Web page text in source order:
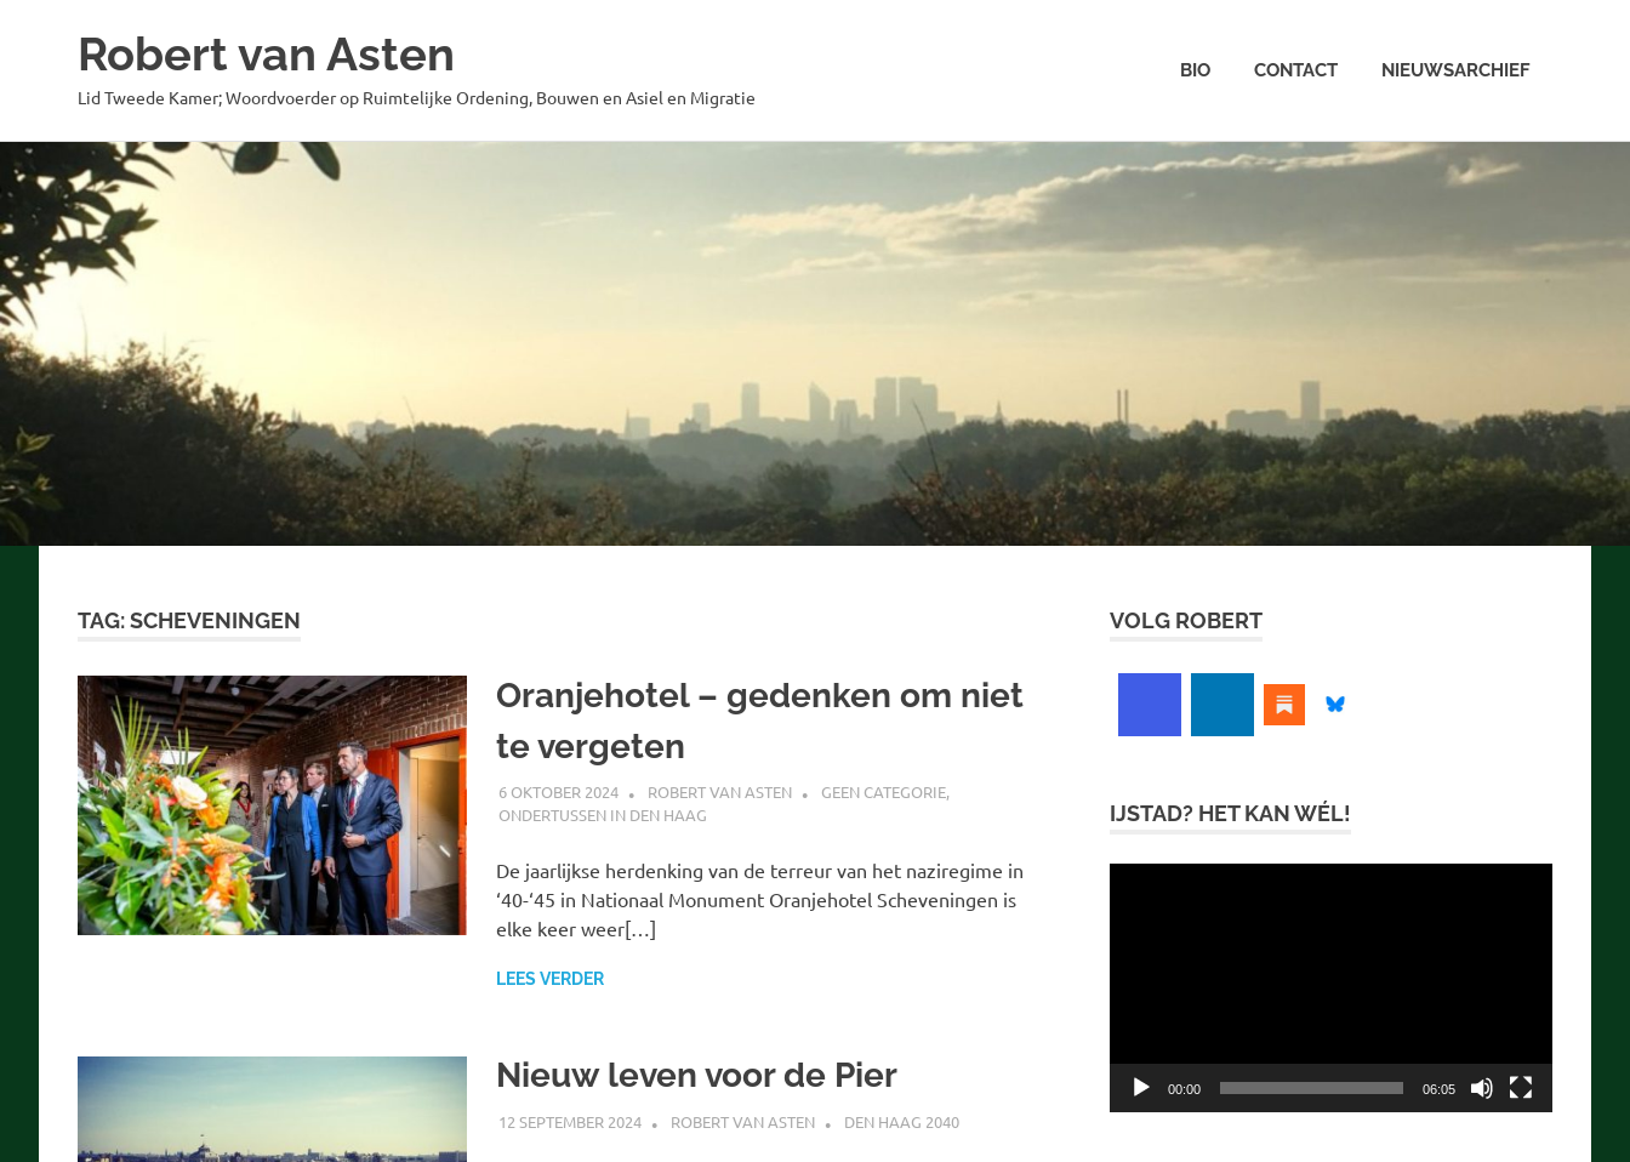
naar
de
inhoud
Robert van Asten
Lid Tweede Kamer; Woordvoerder op Ruimtelijke Ordening, Bouwen en Asiel en Migratie
BIO CONTACT NIEUWSARCHIEF
TAG:SCHEVENINGEN
Oranjehotel – gedenken om niet
te vergeten
6 OKTOBER 2024 ROBERT VAN ASTEN GEEN CATEGORIE,
ONDERTUSSEN IN DEN HAAG
De jaarlijkse herdenking van de terreur van het naziregime in
‘40-‘45 in Nationaal Monument Oranjehotel Scheveningen is
elke keer weer[…]
LEES VERDER
Nieuw leven voor de Pier
12 SEPTEMBER 2024 ROBERT VAN ASTEN DEN HAAG 2040
VOLG ROBERT
IJSTAD? HET KAN WÉL!
00:00 06:05